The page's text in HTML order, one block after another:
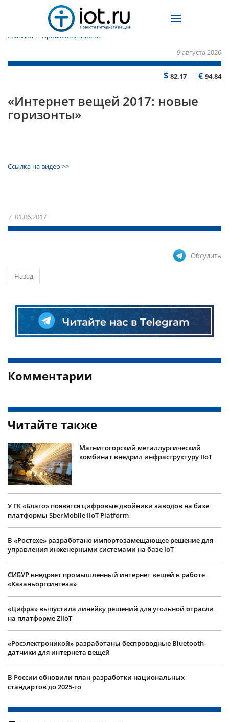
Главная / Промышленность
9 августа 2026
$ 82.17 € 94.84
«Интернет вещей 2017: новые
горизонты»
Ссылка на видео >>
/ 01.06.2017
Обсудить
Назад
Комментарии
Читайте также
Магнитогорский металлургический
комбинат внедрил инфраструктуру IIoT
У ГК «Благо» появятся цифровые двойники заводов на базе
платформы SberMobile IIoT Platform
В «Ростехе» разработано импортозамещающее решение для
управления инженерными системами на базе IoT
СИБУР внедряет промышленный интернет вещей в работе
«Казаньоргсинтеза»
«Цифра» выпустила линейку решений для угольной отрасли
на платформе ZIIoT
«Росэлектроникой» разработаны беспроводные Bluetooth-
датчики для интернета вещей
В России обновили план разработки национальных
стандартов до 2025-го